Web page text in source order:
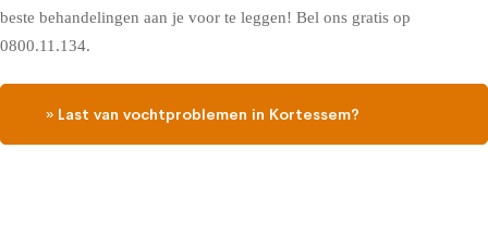
beste behandelingen aan je voor te leggen! Bel ons gratis op
0800.11.134.
» Last van vochtproblemen in Kortessem?